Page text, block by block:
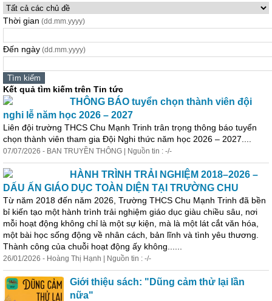
Thời gian (dd.mm.yyyy)
Đến ngày (dd.mm.yyyy)
Kết quả tìm kiếm trên Tin tức
THÔNG BÁO tuyển chọn thành viên đội
nghi lễ năm học 2026 – 2027
Liên đội trường THCS Chu Mạnh Trinh trân trọng thông báo tuyển
chọn thành viên tham gia Đội Nghi thức năm học 2026 – 2027....
07/07/2026 - BAN TRUYỀN THÔNG | Nguồn tin : -/-
HÀNH TRÌNH TRẢI NGHIỆM 2018–2026 –
DẤU ẤN GIÁO DỤC TOÀN DIỆN TẠI TRƯỜNG CHU
Từ năm 2018 đến năm 2026, Trường THCS Chu Mạnh Trinh đã bền
bỉ kiến tạo một hành trình trải nghiệm giáo dục giàu chiều sâu, nơi
mỗi hoạt động không chỉ là một sự kiện , mà là một lát cắt văn hóa,
một bài học sống động về nhân cách, bản lĩnh và tình yêu thương.
Thành công của chuỗi hoạt động ấy không......
26/01/2026 - Hoàng Thị Hạnh | Nguồn tin : -/-
Giới thiệu sách: "Dũng cảm thử lại lần
nữa"